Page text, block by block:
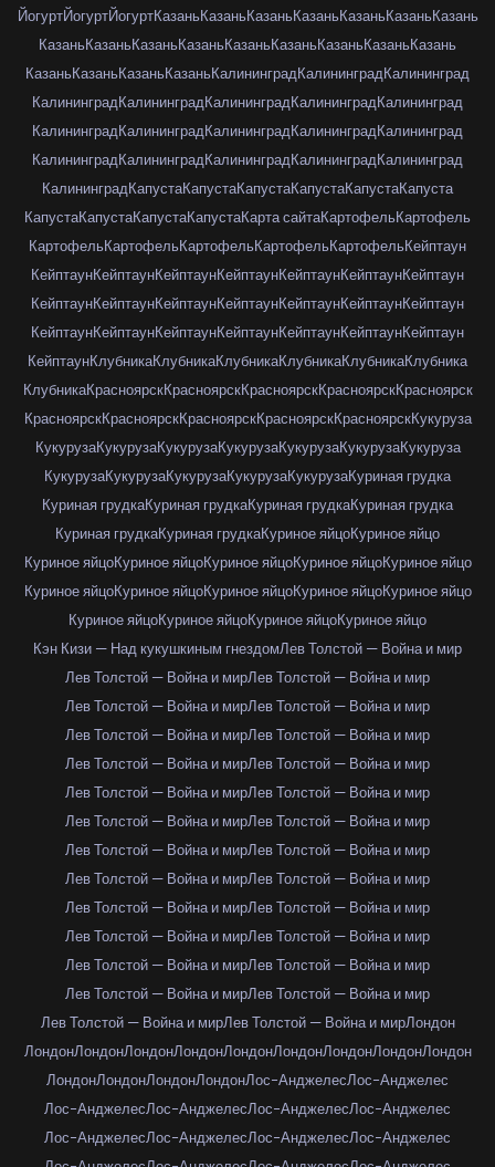
ЙогуртЙогуртЙогуртКазаньКазаньКазаньКазаньКазаньКазаньКазань
КазаньКазаньКазаньКазаньКазаньКазаньКазаньКазаньКазань
КазаньКазаньКазаньКазаньКалининградКалининградКалининград
КалининградКалининградКалининградКалининградКалининград
КалининградКалининградКалининградКалининградКалининград
КалининградКалининградКалининградКалининградКалининград
КалининградКапустаКапустаКапустаКапустаКапустаКапуста
КапустаКапустаКапустаКапустаКарта сайтаКартофельКартофель
КартофельКартофельКартофельКартофельКартофельКейптаун
КейптаунКейптаунКейптаунКейптаунКейптаунКейптаунКейптаун
КейптаунКейптаунКейптаунКейптаунКейптаунКейптаунКейптаун
КейптаунКейптаунКейптаунКейптаунКейптаунКейптаунКейптаун
КейптаунКлубникаКлубникаКлубникаКлубникаКлубникаКлубника
КлубникаКрасноярскКрасноярскКрасноярскКрасноярскКрасноярск
КрасноярскКрасноярскКрасноярскКрасноярскКрасноярскКукуруза
КукурузаКукурузаКукурузаКукурузаКукурузаКукурузаКукуруза
КукурузаКукурузаКукурузаКукурузаКукурузаКуриная грудка
Куриная грудкаКуриная грудкаКуриная грудкаКуриная грудка
Куриная грудкаКуриная грудкаКуриное яйцоКуриное яйцо
Куриное яйцоКуриное яйцоКуриное яйцоКуриное яйцоКуриное яйцо
Куриное яйцоКуриное яйцоКуриное яйцоКуриное яйцоКуриное яйцо
Куриное яйцоКуриное яйцоКуриное яйцоКуриное яйцо
Кэн Кизи — Над кукушкиным гнездомЛев Толстой — Война и мир
Лев Толстой — Война и мирЛев Толстой — Война и мир
Лев Толстой — Война и мирЛев Толстой — Война и мир
Лев Толстой — Война и мирЛев Толстой — Война и мир
Лев Толстой — Война и мирЛев Толстой — Война и мир
Лев Толстой — Война и мирЛев Толстой — Война и мир
Лев Толстой — Война и мирЛев Толстой — Война и мир
Лев Толстой — Война и мирЛев Толстой — Война и мир
Лев Толстой — Война и мирЛев Толстой — Война и мир
Лев Толстой — Война и мирЛев Толстой — Война и мир
Лев Толстой — Война и мирЛев Толстой — Война и мир
Лев Толстой — Война и мирЛев Толстой — Война и мир
Лев Толстой — Война и мирЛев Толстой — Война и мир
Лев Толстой — Война и мирЛев Толстой — Война и мирЛондон
ЛондонЛондонЛондонЛондонЛондонЛондонЛондонЛондонЛондон
ЛондонЛондонЛондонЛондонЛос-АнджелесЛос-Анджелес
Лос-АнджелесЛос-АнджелесЛос-АнджелесЛос-Анджелес
Лос-АнджелесЛос-АнджелесЛос-АнджелесЛос-Анджелес